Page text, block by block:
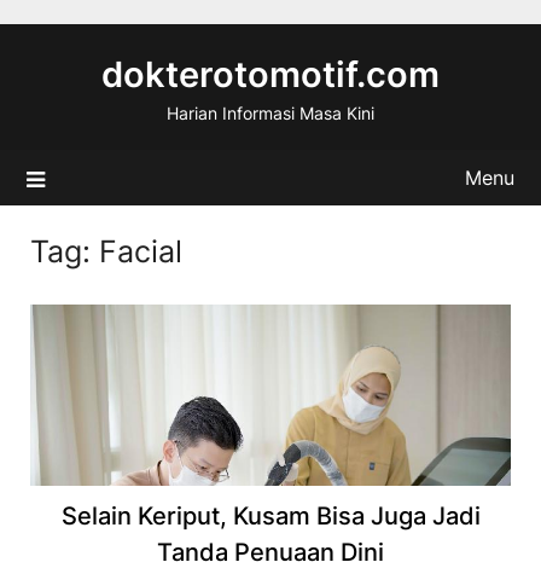
dokterotomotif.com
Harian Informasi Masa Kini
Menu
Tag: Facial
Selain Keriput, Kusam Bisa Juga Jadi
Tanda Penuaan Dini